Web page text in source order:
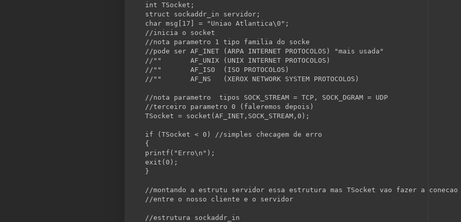
int TSocket;
struct sockaddr_in servidor;
char msg[17] = "Uniao Atlantica\0" ;
//inicia o socket
//nota parametro 1 tipo familia do socke
//pode ser AF_INET (ARPA INTERNET PROTOCOLOS) "mais usada"
//""       AF_UNIX (UNIX INTERNET PROTOCOLOS)
//""       AF_ISO  (ISO PROTOCOLOS)
//""       AF_NS   (XEROX NETWORK SYSTEM PROTOCOLOS)
//nota parametro  tipos SOCK_STREAM = TCP, SOCK_DGRAM = UDP
//terceiro parametro 0 (faleremos depois)
TSocket = socket(AF_INET,SOCK_STREAM,0);
if (TSocket < 0)
//simples checagem de erro
{
printf( "Erro\n" );
exit(0);
}
//montando a estrutu servidor essa estrutura mas TSocket vao fazer a conecao
//entre o nosso cliente e o servidor
//estrutura sockaddr_in